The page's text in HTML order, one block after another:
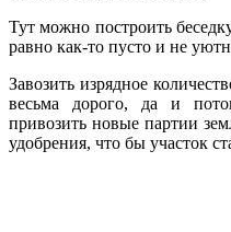
Тут можно построить
равно как-то пусто и не
Завозить изрядное
весьма дорого, да и
привозить новые партии
удобрения, что бы участок